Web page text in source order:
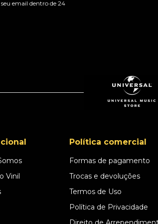
email dentro de 24
Vinil
Política comercial
Formas de pagamento
Trocas e devoluções
Termos de Uso
Política de Privacidade